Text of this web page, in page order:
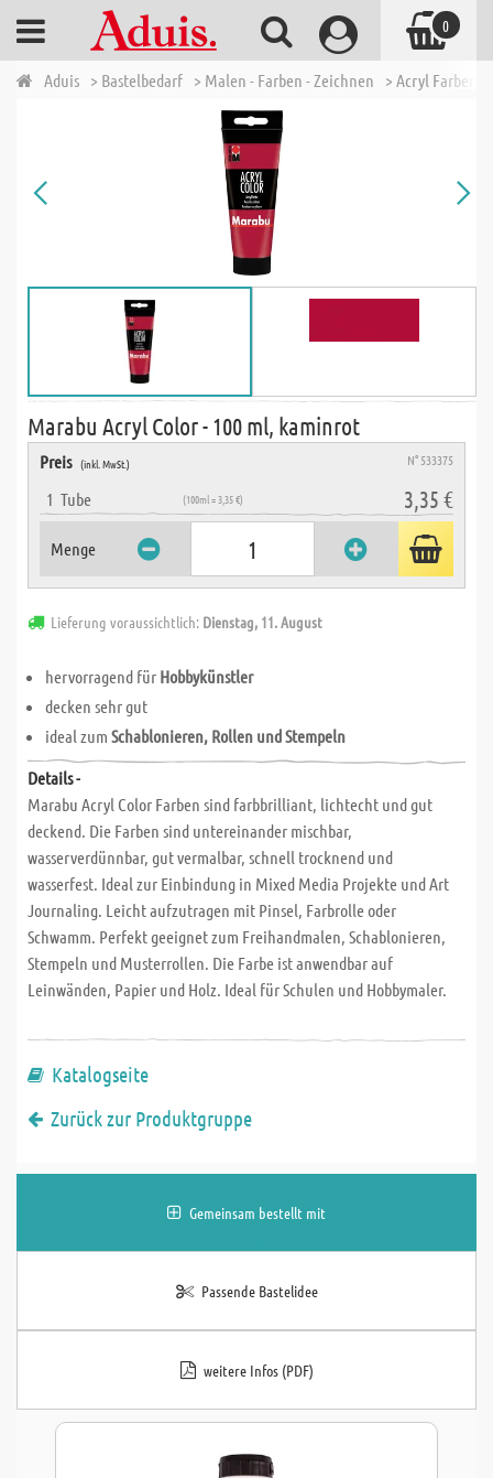
Aduis > Bastelbedarf > Malen - Farben - Zeichnen > Acryl Farben
Marabu Acryl Color - 100 ml, kaminrot
Preis (inkl. MwSt.) N° 533375
1 Tube (100ml = 3,35 €) 3,35 €
Menge
Lieferung voraussichtlich: Dienstag, 11. August
hervorragend für Hobbykünstler
decken sehr gut
ideal zum Schablonieren, Rollen und Stempeln
Details -
Marabu Acryl Color Farben sind farbbrilliant, lichtecht und gut
deckend. Die Farben sind untereinander mischbar,
wasserverdünnbar, gut vermalbar, schnell trocknend und
wasserfest. Ideal zur Einbindung in Mixed Media Projekte und Art
Journaling. Leicht aufzutragen mit Pinsel, Farbrolle oder
Schwamm. Perfekt geeignet zum Freihandmalen, Schablonieren,
Stempeln und Musterrollen. Die Farbe ist anwendbar auf
Leinwänden, Papier und Holz. Ideal für Schulen und Hobbymaler.
Katalogseite
Zurück zur Produktgruppe
Gemeinsam bestellt mit
Passende Bastelidee
weitere Infos (PDF)
0